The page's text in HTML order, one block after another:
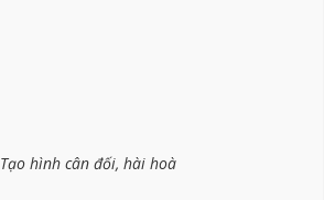
Tạo hình cân đối, hài hoà